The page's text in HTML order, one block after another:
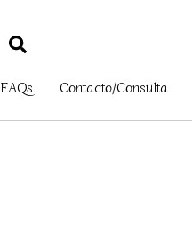
FAQs Contacto/Consulta